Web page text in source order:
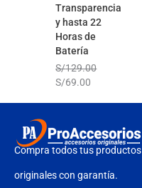
Transparencia
y hasta 22
Horas de
Batería
S/129.00
S/69.00
Compra todos tus productos
originales con garantía.